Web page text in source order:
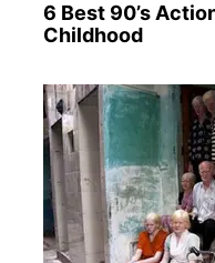
6 Best 90’s
Childhood